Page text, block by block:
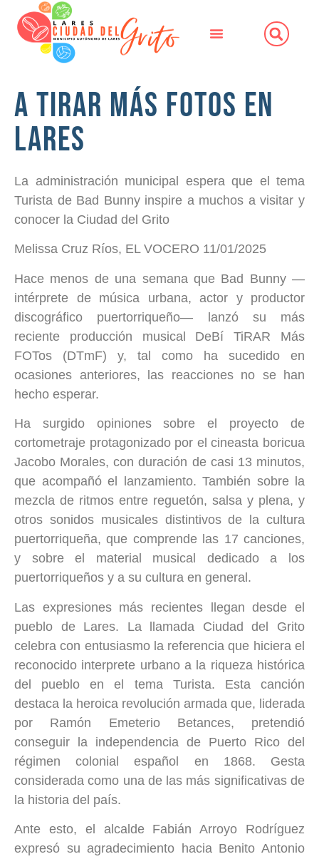
A Tirar Más Fotos en
Lares
La administración municipal espera que el tema
Turista de Bad Bunny inspire a muchos a visitar y
conocer la Ciudad del Grito
Melissa Cruz Ríos, EL VOCERO 11/01/2025
Hace menos de una semana que Bad Bunny —
intérprete de música urbana, actor y productor
discográfico puertorriqueño— lanzó su más
reciente producción musical DeBí TiRAR Más
FOTos (DTmF) y, tal como ha sucedido en
ocasiones anteriores, las reacciones no se han
hecho esperar.
Ha surgido opiniones sobre el proyecto de
cortometraje protagonizado por el cineasta boricua
Jacobo Morales, con duración de casi 13 minutos,
que acompañó el lanzamiento. También sobre la
mezcla de ritmos entre reguetón, salsa y plena, y
otros sonidos musicales distintivos de la cultura
puertorriqueña, que comprende las 17 canciones,
y sobre el material musical dedicado a los
puertorriqueños y a su cultura en general.
Las expresiones más recientes llegan desde el
pueblo de Lares. La llamada Ciudad del Grito
celebra con entusiasmo la referencia que hiciera el
reconocido interprete urbano a la riqueza histórica
del pueblo en el tema Turista. Esta canción
destaca la heroica revolución armada que, liderada
por Ramón Emeterio Betances, pretendió
conseguir la independencia de Puerto Rico del
régimen colonial español en 1868. Gesta
considerada como una de las más significativas de
la historia del país.
Ante esto, el alcalde Fabián Arroyo Rodríguez
expresó su agradecimiento hacia Benito Antonio